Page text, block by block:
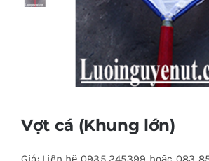
Vợt cá (Khung lớn)